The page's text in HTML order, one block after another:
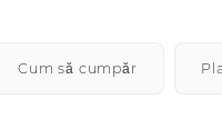
Cum să cumpăr